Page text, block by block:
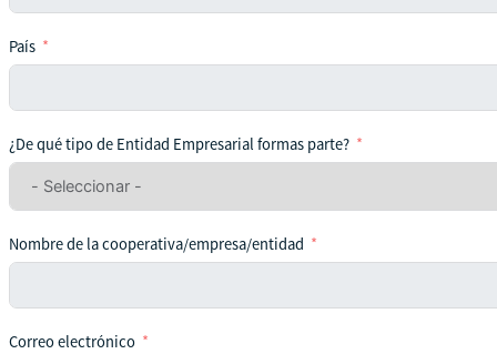
País
¿De qué tipo de Entidad Empresarial formas parte?
Nombre de la cooperativa/empresa/entidad
Correo electrónico